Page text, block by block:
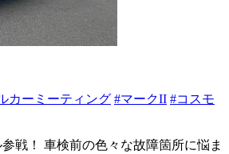
カーミーティング #マークII #コスモ
戦！ 車検前の色々な故障箇所に悩ま